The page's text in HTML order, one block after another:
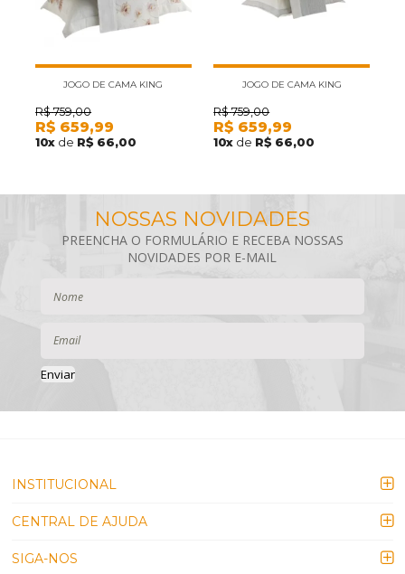
JOGO DE CAMA KING
KACYUMARA SATINEE ALICY 4
PEÇAS 300 FIOS
R$ 759,00
R$ 659,99
10x de R$ 66,00
JOGO DE CAMA KING
KACYUMARA SATINEE ARTIE 4
PEÇAS 300 FIOS
R$ 759,00
R$ 659,99
10x de R$ 66,00
Enviar
INSTITUCIONAL
CENTRAL DE AJUDA
SIGA-NOS